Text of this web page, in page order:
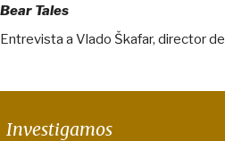
Bear Tales
Entrevista a Vlado Škafar, director de
Investigamos